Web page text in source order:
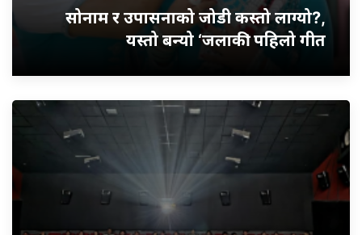
सोनाम र उपासनाको जोडी कस्तो लाग्यो?,
यस्तो बन्यो ‘जलाकी’ पहिलो गीत